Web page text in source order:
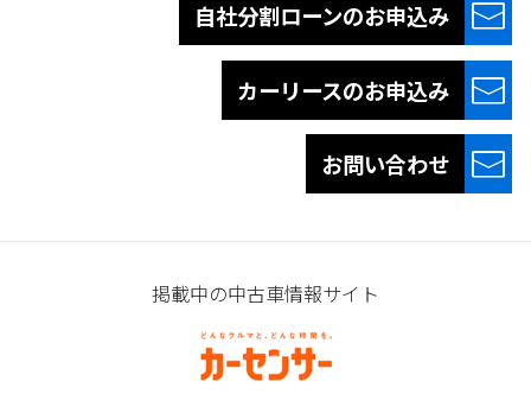
自社分割ローンのお申込み
カーリースのお申込み
お問い合わせ
掲載中の中古車情報サイト